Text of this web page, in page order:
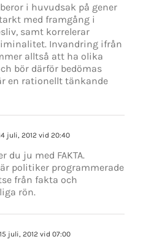
i huvudsak på gener
med framgång i
samt korrelerar
Invandring ifrån
alltså att ha olika
bör därför bedömas
en rationellt tänkande
juli, 2012 vid 20:40
du ju med FAKTA.
politiker programmerade
från fakta och
rön.
15 juli, 2012 vid 07:00